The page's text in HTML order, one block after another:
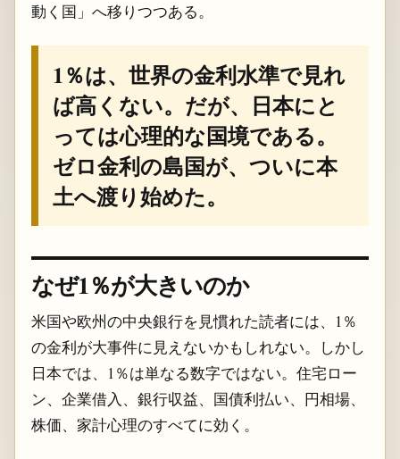
動く国」へ移りつつある。
1％は、世界の金利水準で見れ
ば高くない。だが、日本にと
っては心理的な国境である。
ゼロ金利の島国が、ついに本
土へ渡り始めた。
なぜ1％が大きいのか
米国や欧州の中央銀行を見慣れた読者には、1％
の金利が大事件に見えないかもしれない。しかし
日本では、1％は単なる数字ではない。住宅ロー
ン、企業借入、銀行収益、国債利払い、円相場、
株価、家計心理のすべてに効く。